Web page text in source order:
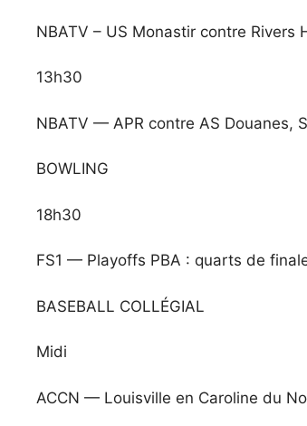
NBATV – US Monastir contre Rivers
13h30
NBATV — APR contre AS Douanes,
BOWLING
18h30
FS1 — Playoffs PBA : quarts de
BASEBALL COLLÉGIAL
Midi
ACCN — Louisville en Caroline du